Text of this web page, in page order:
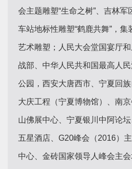
会主题雕塑“生命之树”、吉林军
车站地标性雕塑“鹤鹿共舞”，
艺术雕塑；人民大会堂国宴厅
战部、中华人民共和国最高人
公园，西安大唐西市、宁夏回
大庆工程（宁夏博物馆）、南
山佛展中心、宁夏银川中阿论
五星酒店、G20峰会（2016）
中心、金砖国家领导人峰会主